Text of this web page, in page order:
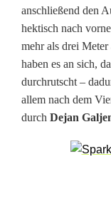
anschließend den
hektisch nach
mehr als drei
haben es an sich,
durchrutscht –
allem nach dem
durch Dejan